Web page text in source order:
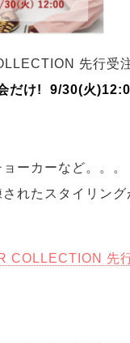
先行受
だけ! 9/30(火
ーカーなど。。。
れたスタイリング
COLLECTION 先